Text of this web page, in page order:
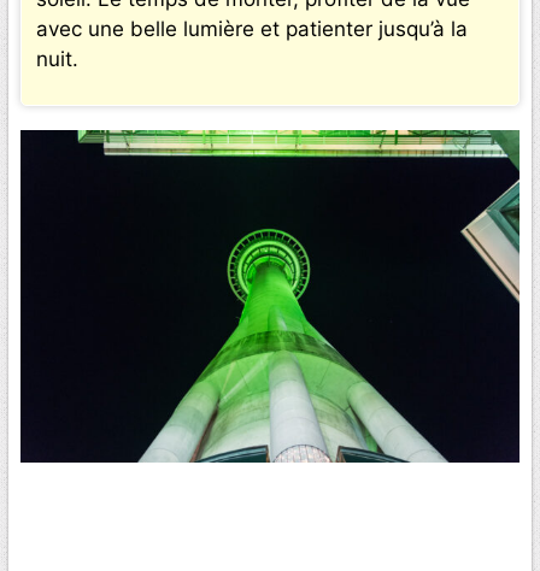
avec une belle lumière et patienter jusqu’à la
nuit.